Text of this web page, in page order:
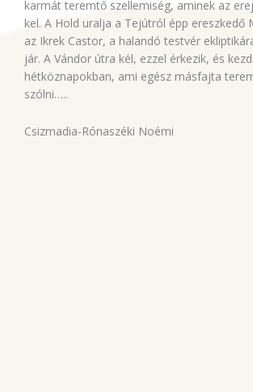
karmát teremtő szellemiség, aminek az
kel. A Hold uralja a Tejútról épp ereszkedő
az Ikrek Castor, a halandó testvér
jár. A Vándor útra kél, ezzel érkezik, és
hétköznapokban, ami egész másfajta
szólni…..
Csizmadia-Rónaszéki Noémi